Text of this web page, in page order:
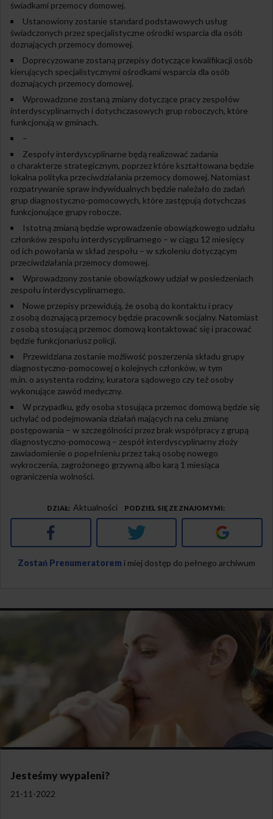
świadkami przemocy domowej.
Ustanowiony zostanie standard podstawowych usług
świadczonych przez specjalistyczne ośrodki wsparcia dla osób
doznających przemocy domowej.
Doprecyzowane zostaną przepisy dotyczące kwalifikacji osób
kierujących specjalistycznymi ośrodkami wsparcia dla osób
doznających przemocy domowej.
Wprowadzone zostaną zmiany dotyczące pracy zespołów
interdyscyplinarnych i dotychczasowych grup roboczych, które
funkcjonują w gminach.
–
Zespoły interdyscyplinarne będą realizować zadania
o charakterze strategicznym, poprzez które kształtowana będzie
lokalna polityka przeciwdziałania przemocy domowej. Natomiast
rozpatrywanie spraw indywidualnych będzie należało do zadań
grup diagnostyczno-pomocowych, które zastępują dotychczas
funkcjonujące grupy robocze.
Istotną zmianą będzie wprowadzenie obowiązkowego udziału
członków zespołu interdyscyplinarnego – w ciągu 12 miesięcy
od ich powołania w skład zespołu – w szkoleniu dotyczącym
przeciwdziałania przemocy domowej.
Wprowadzony zostanie obowiązkowy udział w posiedzeniach
zespołu interdyscyplinarnego.
Nowe przepisy przewidują, że osobą do kontaktu i pracy
z osobą doznającą przemocy będzie pracownik socjalny. Natomiast
z osobą stosującą przemoc domową kontaktować się i pracować
będzie funkcjonariusz policji.
Przewidziana zostanie możliwość poszerzenia składu grupy
diagnostyczno-pomocowej o kolejnych członków, w tym
m.in. o asystenta rodziny, kuratora sądowego czy też osoby
wykonujące zawód medyczny.
W przypadku, gdy osoba stosująca przemoc domową będzie się
uchylać od podejmowania działań mających na celu zmianę
postępowania – w szczególności przez brak współpracy z grupą
diagnostyczno-pomocową – zespół interdyscyplinarny złoży
zawiadomienie o popełnieniu przez taką osobę nowego
wykroczenia, zagrożonego grzywną albo karą 1 miesiąca
ograniczenia wolności.
DZIAŁ Aktualności PODZIEL SIĘ ZE ZNAJOMYMI
Facebook Twitter Google+
Zostań Prenumeratorem i miej dostęp do pełnego archiwum
Jesteśmy wypaleni?
21-11-2022